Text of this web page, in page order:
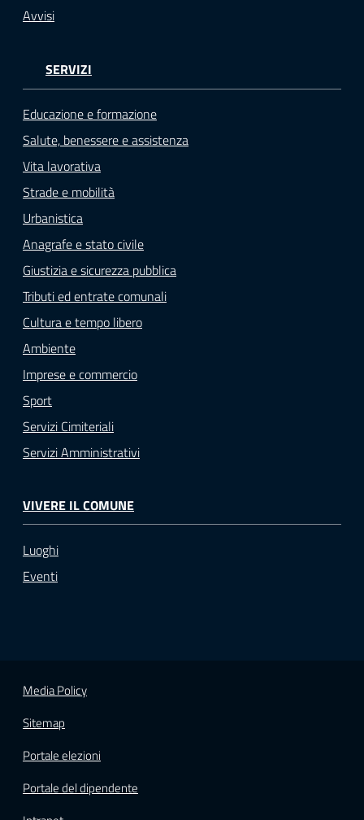
Avvisi
SERVIZI
Educazione e formazione
Salute, benessere e assistenza
Vita lavorativa
Strade e mobilità
Urbanistica
Anagrafe e stato civile
Giustizia e sicurezza pubblica
Tributi ed entrate comunali
Cultura e tempo libero
Ambiente
Imprese e commercio
Sport
Servizi Cimiteriali
Servizi Amministrativi
VIVERE IL COMUNE
Luoghi
Eventi
Media Policy
Sitemap
Portale elezioni
Portale del dipendente